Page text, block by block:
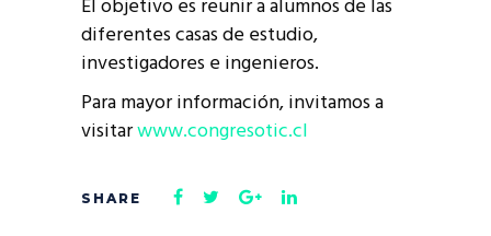
El objetivo es reunir a alumnos de las
diferentes casas de estudio,
investigadores e ingenieros.
Para mayor información, invitamos a
visitarwww.congresotic.cl